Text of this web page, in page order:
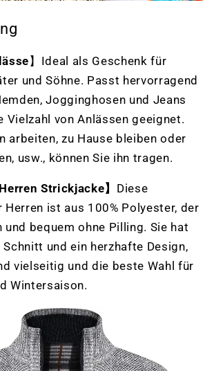
】Ideal als Geschenk für
und Söhne. Passt hervorragend
Jogginghosen und Jeans
Vielzahl von Anlässen geeignet.
arbeiten, zu Hause bleiben oder
usw., können Sie ihn tragen.
Strickjacke】
Diese
ist aus 100% Polyester, der
bequem ohne Pilling. Sie hat
Schnitt und ein herzhafte Design,
vielseitig und die beste Wahl für
Wintersaison.